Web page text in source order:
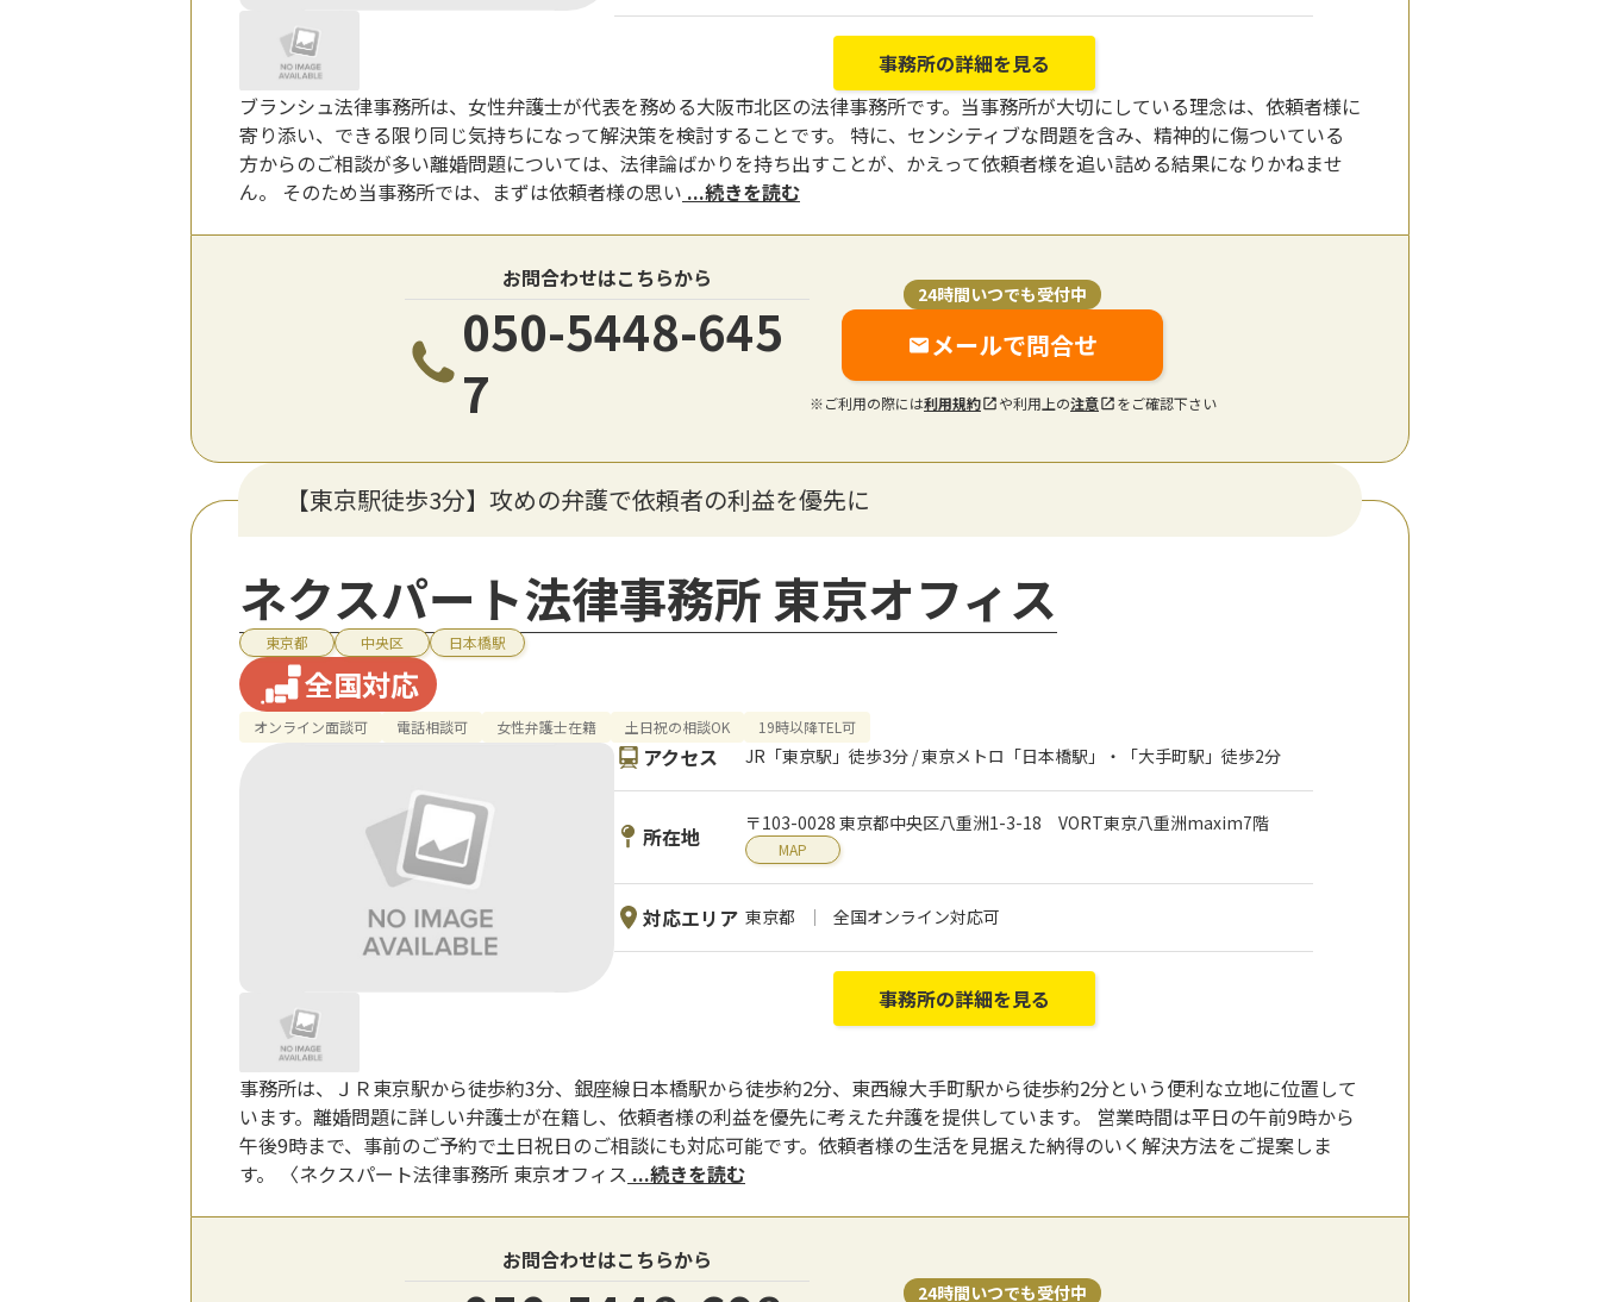
事務所の詳細を見る
ブランシュ法律事務所は、女性弁護士が代表を務める大阪市北区の法律事務所です。当事務所が大切にしている理念は、依頼者様に
寄り添い、できる限り同じ気持ちになって解決策を検討することです。 特に、センシティブな問題を含み、精神的に傷ついている
方からのご相談が多い離婚問題については、法律論ばかりを持ち出すことが、かえって依頼者様を追い詰める結果になりかねませ
ん。 そのため当事務所では、まずは依頼者様の思い ...続きを読む
お問合わせはこちらから
050-5448-645
7
24時間いつでも受付中
メールで問合せ
※ご利用の際には利用規約 や利用上の注意 をご確認下さい
【東京駅徒歩3分】攻めの弁護で依頼者の利益を優先に
ネクスパート法律事務所 東京オフィス
東京都 中央区 日本橋駅
全国対応
オンライン面談可 電話相談可 女性弁護士在籍 土日祝の相談OK 19時以降TEL可
アクセス JR「東京駅」徒歩3分 / 東京メトロ「日本橋駅」・「大手町駅」徒歩2分
所在地
〒103-0028 東京都中央区八重洲1-3-18 VORT東京八重洲maxim7階
MAP
対応エリア 東京都 全国オンライン対応可
事務所の詳細を見る
事務所は、ＪＲ東京駅から徒歩約3分、銀座線日本橋駅から徒歩約2分、東西線大手町駅から徒歩約2分という便利な立地に位置して
います。離婚問題に詳しい弁護士が在籍し、依頼者様の利益を優先に考えた弁護を提供しています。 営業時間は平日の午前9時から
午後9時まで、事前のご予約で土日祝日のご相談にも対応可能です。依頼者様の生活を見据えた納得のいく解決方法をご提案しま
す。 〈ネクスパート法律事務所 東京オフィス ...続きを読む
お問合わせはこちらから
24時間いつでも受付中